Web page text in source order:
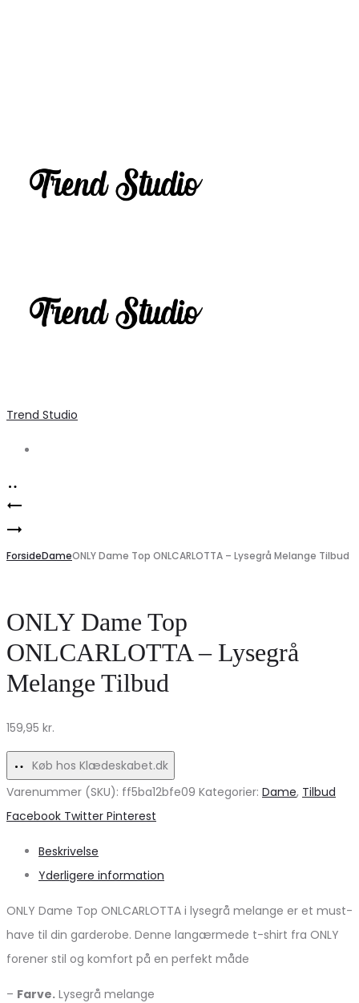
Trend Studio
Product
navigation
Skjorte
Mørkegrå
Denim
Tilbud!
Marta
Du
MdcNess
–
Panna
på
udsalg!
ForsideDameONLY Dame Top ONLCARLOTTA – Lysegrå Melange Tilbud
ONLY Dame Top
ONLCARLOTTA – Lysegrå
Melange Tilbud
159,95 kr.
Køb hos Klædeskabet.dk
Varenummer (SKU): ff5ba12bfe09 Kategorier: Dame, Tilbud
Share
Facebook Twitter Pinterest
Beskrivelse
Yderligere information
ONLY Dame Top ONLCARLOTTA i lysegrå melange er et must-
have til din garderobe. Denne langærmede t-shirt fra ONLY
forener stil og komfort på en perfekt måde
– Farve. Lysegrå melange